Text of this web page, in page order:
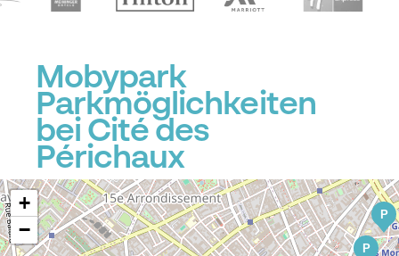
Mobypark
Parkmöglichkeiten
bei Cité des
Périchaux
P
P
P
+
−